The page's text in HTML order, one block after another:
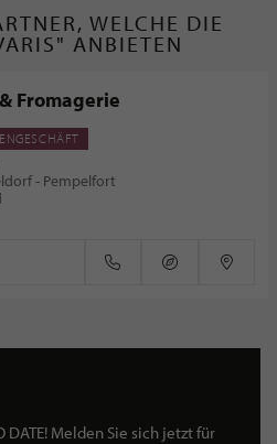
WELCHE DIE
ANBIETEN
Fromagerie
- Pempelfort
DATE! Melden Sie sich jetzt für